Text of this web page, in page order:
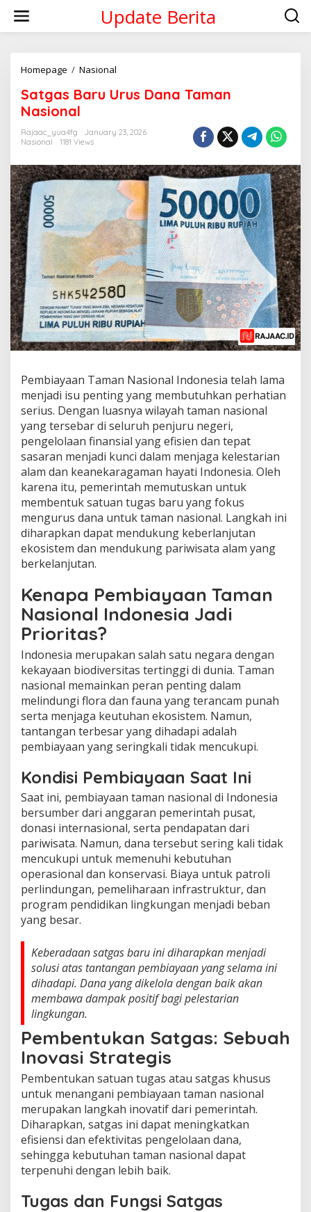
content
Update Berita
Homepage / Nasional
Urus
Nasional
Satgas Baru Urus Dana Taman
Nasional
Rajaac_yua4fg
January 23, 2026
Nasional
1181 Views
Pembiayaan Taman Nasional Indonesia telah lama
menjadi isu penting yang membutuhkan perhatian
serius. Dengan luasnya wilayah taman nasional
yang tersebar di seluruh penjuru negeri,
pengelolaan finansial yang efisien dan tepat
sasaran menjadi kunci dalam menjaga kelestarian
alam dan keanekaragaman hayati Indonesia. Oleh
karena itu, pemerintah memutuskan untuk
membentuk satuan tugas baru yang fokus
mengurus dana untuk taman nasional. Langkah ini
diharapkan dapat mendukung keberlanjutan
ekosistem dan mendukung pariwisata alam yang
berkelanjutan.
Kenapa Pembiayaan Taman
Nasional Indonesia Jadi
Prioritas?
Indonesia merupakan salah satu negara dengan
kekayaan biodiversitas tertinggi di dunia. Taman
nasional memainkan peran penting dalam
melindungi flora dan fauna yang terancam punah
serta menjaga keutuhan ekosistem. Namun,
tantangan terbesar yang dihadapi adalah
pembiayaan yang seringkali tidak mencukupi.
Kondisi Pembiayaan Saat Ini
Saat ini, pembiayaan taman nasional di Indonesia
bersumber dari anggaran pemerintah pusat,
donasi internasional, serta pendapatan dari
pariwisata. Namun, dana tersebut sering kali tidak
mencukupi untuk memenuhi kebutuhan
operasional dan konservasi. Biaya untuk patroli
perlindungan, pemeliharaan infrastruktur, dan
program pendidikan lingkungan menjadi beban
yang besar.
Keberadaan satgas baru ini diharapkan menjadi
solusi atas tantangan pembiayaan yang selama ini
dihadapi. Dana yang dikelola dengan baik akan
membawa dampak positif bagi pelestarian
lingkungan.
Pembentukan Satgas: Sebuah
Inovasi Strategis
Pembentukan satuan tugas atau satgas khusus
untuk menangani pembiayaan taman nasional
merupakan langkah inovatif dari pemerintah.
Diharapkan, satgas ini dapat meningkatkan
efisiensi dan efektivitas pengelolaan dana,
sehingga kebutuhan taman nasional dapat
terpenuhi dengan lebih baik.
Tugas dan Fungsi Satgas